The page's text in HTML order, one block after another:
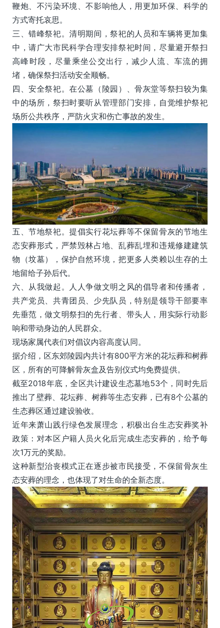
鞭炮、不污染环境、不影响他人，用更加环保、科学的
方式寄托哀思。
三、错峰祭祀。清明期间，祭祀的人员和车辆将更加集
中，请广大市民科学合理安排祭祀时间，尽量避开祭扫
高峰时段，尽量乘坐公交出行，减少人流、车流的拥
堵，确保祭扫活动安全顺畅。
四、安全祭祀。在公墓（陵园）、骨灰堂等祭扫较为集
中的场所，祭扫时要听从管理部门安排，自觉维护祭祀
场所公共秩序，严防火灾和伤亡事故的发生。
五、节地祭祀。提倡实行花坛葬等不保留骨灰的节地生
态安葬形式，严禁毁林占地、乱葬乱埋和违规修建建筑
物（坟墓），保护自然环境，把更多人类赖以生存的土
地留给子孙后代。
六、从我做起。人人争做文明之风的倡导者和传播者，
共产党员、共青团员、少先队员，特别是领导干部要率
先垂范，做文明祭扫的先行者、带头人，用实际行动影
响和带动身边的人民群众。
现场家属代表们对倡议内容高度认同。
据介绍，区东郊陵园内共计有800平方米的花坛葬和树葬
区，所有的可降解骨灰盒及告别仪式均免费提供。
截至2018年底，全区共计建设生态墓地53个，同时先后
推出了壁葬、花坛葬、树葬等生态安葬，已有8个公墓的
生态葬区通过建设验收。
近年来萧山践行绿色发展理念，积极出台生态安葬奖补
政策：对本区户籍人员火化后完成生态安葬的，给予每
次1万元的奖励。
这种新型治丧模式正在逐步被市民接受，不保留骨灰生
态安葬的理念，也体现了对生命的全新态度。